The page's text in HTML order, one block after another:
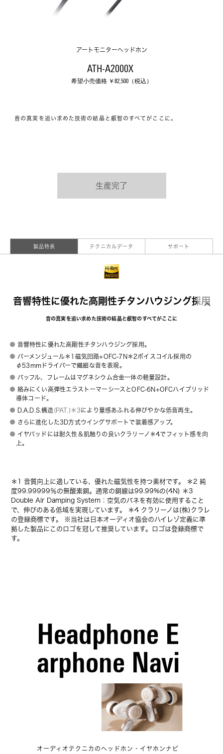
アートモニターヘッドホン
ATH-A2000X
希望小売価格 ￥ 82,500（税込）
音の真実を追い求めた技術の結晶と叡智のすべてがここに。
生産完了
製品特長 テクニカルデータ サポート
音響特性に優れた高剛性チタンハウジング採用
音の真実を追い求めた技術の結晶と叡智のすべてがここに
音響特性に優れた高剛性チタンハウジング採用。
パーメンジュール＊1磁気回路+OFC-7N＊2ボイスコイル採用の
φ53mmドライバーで繊細な音を表現。
バッフル、フレームはマグネシウム合金一体の軽量設計。
絡みにくい高弾性エラストーマーシースとOFC-6N+OFCハイブリッド
導体コード。
D.A.D.S.構造(PAT.)＊3により量感あふれる伸びやかな低音再生。
さらに進化した3D方式ウイングサポートで装着感アップ。
イヤパッドには耐久性＆肌触りの良いクラリーノ＊4でフィット感を向
上。
＊1 音質向上に適している、優れた磁気性を持つ素材です。 ＊2 純
度99.99999％の無酸素銅。通常の銅線は99.99%の(4N) ＊3
Double Air Damping System：空気のバネを有効に使用すること
で、伸びのある低域を実現しています。 ＊4 クラリーノは(株)クラレ
の登録商標です。 ※当社は日本オーディオ協会のハイレゾ定義に準
拠した製品にこのロゴを冠して推奨しています。ロゴは登録商標で
す。
Headphone E
arphone Navi
オーディオテクニカのヘッドホン・イヤホンナビ